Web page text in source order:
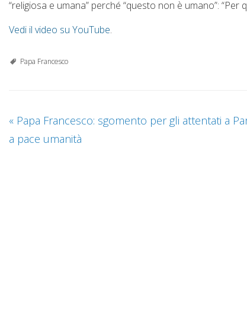
“religiosa e umana” perché “questo non è umano”:
Vedi il video su YouTube.
Papa Francesco
« Papa Francesco: sgomento per gli attentati a
a pace umanità